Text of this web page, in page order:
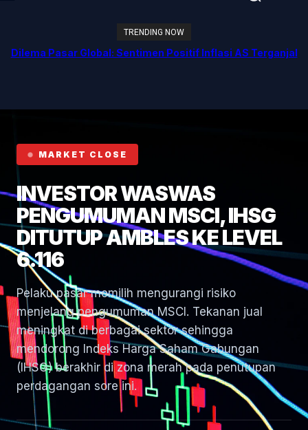
TRENDING NOW
Dilema Pasar Global: Sentimen Positif Inflasi AS Terganjal
MARKET CLOSE
INVESTOR WASWAS
PENGUMUMAN MSCI, IHSG
DITUTUP AMBLES KE LEVEL
6.116
Pelaku pasar memilih mengurangi risiko
menjelang pengumuman MSCI. Tekanan jual
meningkat di berbagai sektor sehingga
mendorong Indeks Harga Saham Gabungan
(IHSG) berakhir di zona merah pada penutupan
perdagangan sore ini.